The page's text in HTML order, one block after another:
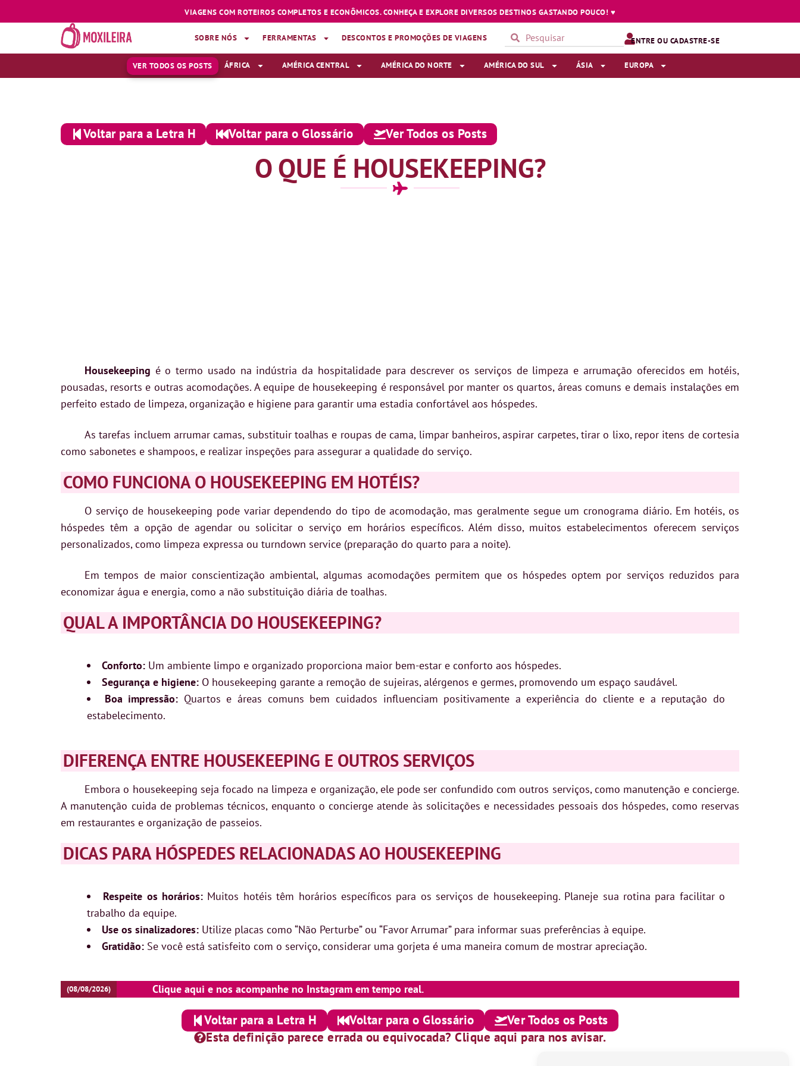
VIAGENS COM ROTEIROS COMPLETOS E ECONÔMICOS. CONHEÇA E EXPLORE DIVERSOS DESTINOS GASTANDO POUCO! ♥️
SOBRE NÓS FERRAMENTAS DESCONTOS E PROMOÇÕES DE VIAGENS ENTRE OU CADASTRE-SE
VER TODOS OS POSTS ÁFRICA AMÉRICA CENTRAL AMÉRICA DO NORTE AMÉRICA DO SUL ÁSIA EUROPA
Voltar para a Letra H Voltar para o Glossário Ver Todos os Posts
O QUE É HOUSEKEEPING?
Housekeeping é o termo usado na indústria da hospitalidade para descrever os serviços de limpeza e arrumação oferecidos em hotéis,
pousadas, resorts e outras acomodações. A equipe de housekeeping é responsável por manter os quartos, áreas comuns e demais instalações em
perfeito estado de limpeza, organização e higiene para garantir uma estadia confortável aos hóspedes.
As tarefas incluem arrumar camas, substituir toalhas e roupas de cama, limpar banheiros, aspirar carpetes, tirar o lixo, repor itens de cortesia
como sabonetes e shampoos, e realizar inspeções para assegurar a qualidade do serviço.
COMO FUNCIONA O HOUSEKEEPING EM HOTÉIS?
O serviço de housekeeping pode variar dependendo do tipo de acomodação, mas geralmente segue um cronograma diário. Em hotéis, os
hóspedes têm a opção de agendar ou solicitar o serviço em horários específicos. Além disso, muitos estabelecimentos oferecem serviços
personalizados, como limpeza expressa ou turndown service (preparação do quarto para a noite).
Em tempos de maior conscientização ambiental, algumas acomodações permitem que os hóspedes optem por serviços reduzidos para
economizar água e energia, como a não substituição diária de toalhas.
QUAL A IMPORTÂNCIA DO HOUSEKEEPING?
Conforto: Um ambiente limpo e organizado proporciona maior bem-estar e conforto aos hóspedes.
Segurança e higiene: O housekeeping garante a remoção de sujeiras, alérgenos e germes, promovendo um espaço saudável.
Boa impressão: Quartos e áreas comuns bem cuidados influenciam positivamente a experiência do cliente e a reputação do
estabelecimento.
DIFERENÇA ENTRE HOUSEKEEPING E OUTROS SERVIÇOS
Embora o housekeeping seja focado na limpeza e organização, ele pode ser confundido com outros serviços, como manutenção e concierge.
A manutenção cuida de problemas técnicos, enquanto o concierge atende às solicitações e necessidades pessoais dos hóspedes, como reservas
em restaurantes e organização de passeios.
DICAS PARA HÓSPEDES RELACIONADAS AO HOUSEKEEPING
Respeite os horários: Muitos hotéis têm horários específicos para os serviços de housekeeping. Planeje sua rotina para facilitar o
trabalho da equipe.
Use os sinalizadores: Utilize placas como “Não Perturbe” ou “Favor Arrumar” para informar suas preferências à equipe.
Gratidão: Se você está satisfeito com o serviço, considerar uma gorjeta é uma maneira comum de mostrar apreciação.
(08/08/2026) Clique aqui e nos acompanhe no Instagram em tempo real.
Voltar para a Letra H Voltar para o Glossário
Ver Todos os Posts
Esta definição parece errada ou equivocada? Clique aqui para nos avisar.